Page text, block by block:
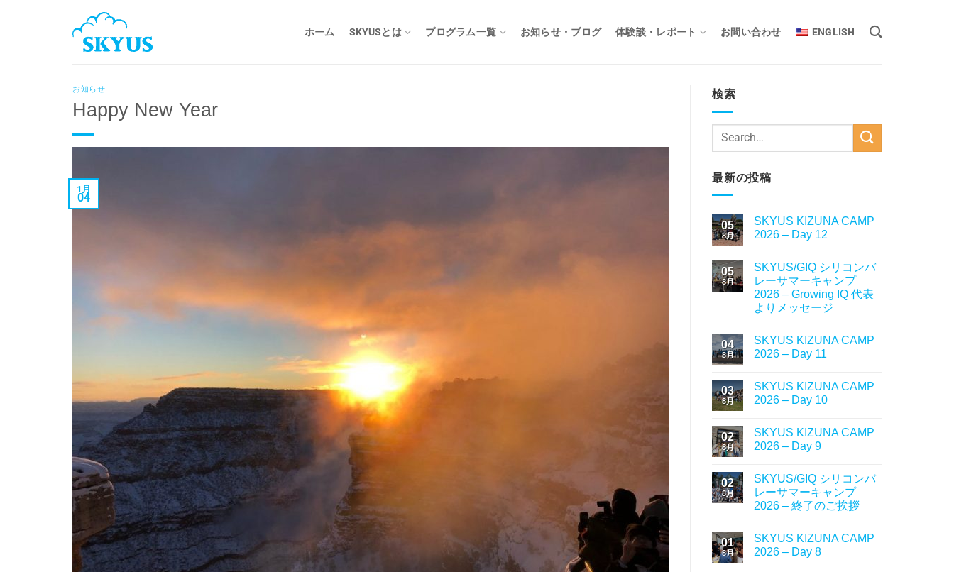
ホーム SKYUSとは プログラム一覧 お知らせ・ブログ 体験談・レポート お問い合わせ ENGLISH
お知らせ
Happy New Year
1月
04
検索
最新の投稿
05
8月
SKYUS KIZUNA CAMP
2026 – Day 12
05
8月
SKYUS/GIQ シリコンバ
レーサマーキャンプ
2026 – Growing IQ 代表
よりメッセージ
04
8月
SKYUS KIZUNA CAMP
2026 – Day 11
03
8月
SKYUS KIZUNA CAMP
2026 – Day 10
02
8月
SKYUS KIZUNA CAMP
2026 – Day 9
02
8月
SKYUS/GIQ シリコンバ
レーサマーキャンプ
2026 – 終了のご挨拶
01
8月
SKYUS KIZUNA CAMP
2026 – Day 8